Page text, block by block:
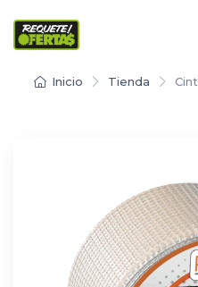
Inicio Tienda